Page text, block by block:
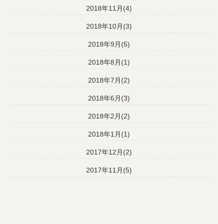
2018年11月(4)
2018年10月(3)
2018年9月(5)
2018年8月(1)
2018年7月(2)
2018年6月(3)
2018年2月(2)
2018年1月(1)
2017年12月(2)
2017年11月(5)